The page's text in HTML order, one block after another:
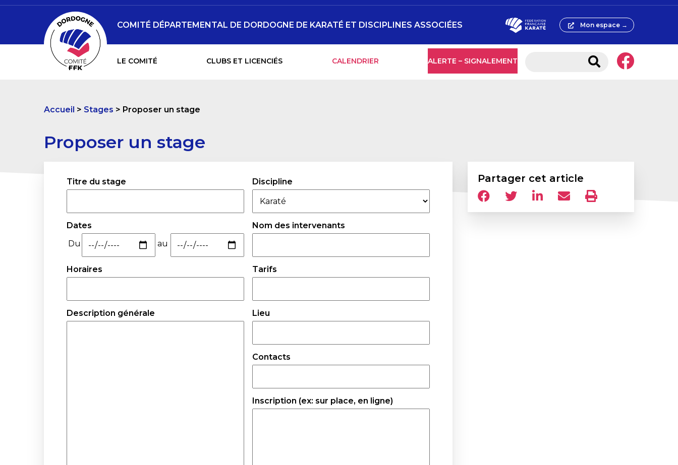
LE COMITÉ CLUBS ET LICENCIÉS CALENDRIER ALERTE – SIGNALEMENT
COMITÉ DÉPARTEMENTAL DE DORDOGNE DE KARATÉ ET DISCIPLINES ASSOCIÉES Mon espace →
Accueil Stages Proposer un stage
Proposer un stage
Titre du stage
Dates
Du
au
Horaires
Description générale
Discipline
Nom des intervenants
Tarifs
Lieu
Contacts
Inscription (ex: sur place, en ligne)
Partager cet article